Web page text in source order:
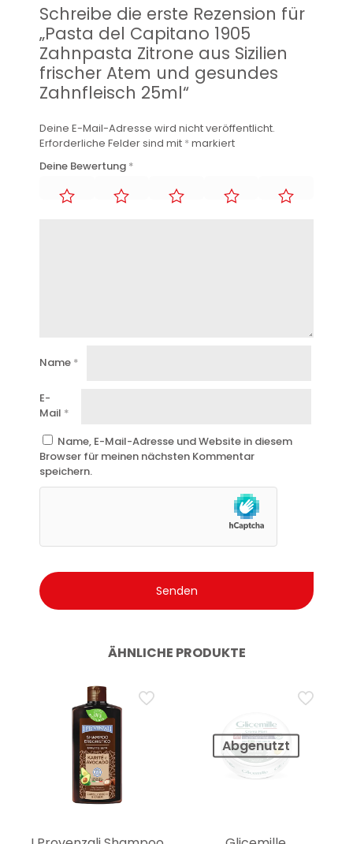
Schreibe die erste Rezension für
„Pasta del Capitano 1905
Zahnpasta Zitrone aus Sizilien
frischer Atem und gesundes
Zahnfleisch 25ml“
Deine E-Mail-Adresse wird nicht veröffentlicht.
Erforderliche Felder sind mit *markiert
Deine Bewertung *
Name *
E-
Mail *
Name, E-Mail-Adresse und Website in diesem
Browser für meinen nächsten Kommentar
speichern.
ÄHNLICHE PRODUKTE
Abgenutzt